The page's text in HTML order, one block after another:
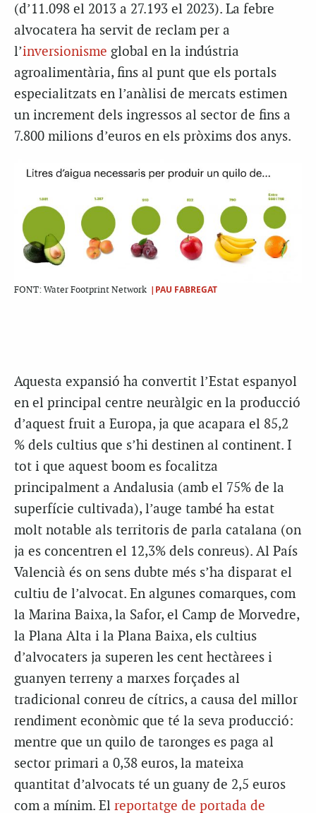
(d’11.098 el 2013 a 27.193 el 2023). La febre
alvocatera ha servit de reclam per a
l’inversionisme global en la indústria
agroalimentària, fins al punt que els portals
especialitzats en l’anàlisi de mercats estimen
un increment dels ingressos al sector de fins a
7.800 milions d’euros en els pròxims dos anys.
FONT: Water Footprint Network |PAU FABREGAT
Aquesta expansió ha convertit l’Estat espanyol
en el principal centre neuràlgic en la producció
d’aquest fruit a Europa, ja que acapara el 85,2
% dels cultius que s’hi destinen al continent. I
tot i que aquest boom es focalitza
principalment a Andalusia (amb el 75% de la
superfície cultivada), l’auge també ha estat
molt notable als territoris de parla catalana (on
ja es concentren el 12,3% dels conreus). Al País
Valencià és on sens dubte més s’ha disparat el
cultiu de l’alvocat. En algunes comarques, com
la Marina Baixa, la Safor, el Camp de Morvedre,
la Plana Alta i la Plana Baixa, els cultius
d’alvocaters ja superen les cent hectàrees i
guanyen terreny a marxes forçades al
tradicional conreu de cítrics, a causa del millor
rendiment econòmic que té la seva producció:
mentre que un quilo de taronges es paga al
sector primari a 0,38 euros, la mateixa
quantitat d’alvocats té un guany de 2,5 euros
com a mínim. El reportatge de portada de